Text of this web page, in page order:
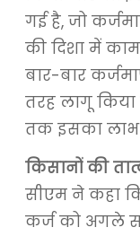
गई है, जो
की दिशा में
बार-बार
तरह लागू
तक इसका लाभ
किसानों की
सीएम ने कहा
कर्ज को अगले